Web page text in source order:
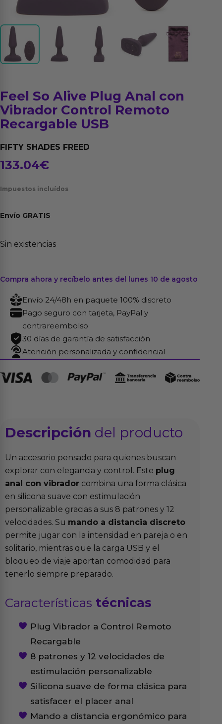
Feel So Alive Plug Anal con
Vibrador Control Remoto
Recargable USB
FIFTY SHADES FREED
133.04€
Impuestos incluídos
Envío GRATIS
Sin existencias
Compra ahora y recíbelo antes del lunes 10 de agosto
Envío 24/48h en paquete 100% discreto
Pago seguro con tarjeta, PayPal y
contrareembolso
30 días de garantía de satisfacción
Atención personalizada y confidencial
Descripción del producto
Un accesorio pensado para quienes buscan
explorar con elegancia y control. Este plug
anal con vibrador combina una forma clásica
en silicona suave con estimulación
personalizable gracias a sus 8 patrones y 12
velocidades. Su mando a distancia discreto
permite jugar con la intensidad en pareja o en
solitario, mientras que la carga USB y el
bloqueo de viaje aportan comodidad para
tenerlo siempre preparado.
Características técnicas
Plug Vibrador a Control Remoto
Recargable
8 patrones y 12 velocidades de
estimulación personalizable
Silicona suave de forma clásica para
satisfacer el placer anal
Mando a distancia ergonómico para